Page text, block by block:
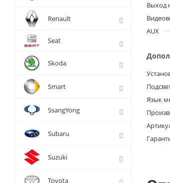
Выход
AUX
Язык
Renault
Seat
Skoda
Smart
SsangYong
Subaru
Suzuki
Toyota